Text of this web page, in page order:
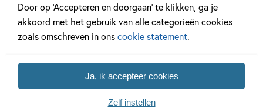
Door op ‘Accepteren en doorgaan’ te klikken, ga je
akkoord met het gebruik van alle categorieën cookies
zoals omschreven in onscookie statement.
Ja, ik accepteer cookies
Zelf instellen